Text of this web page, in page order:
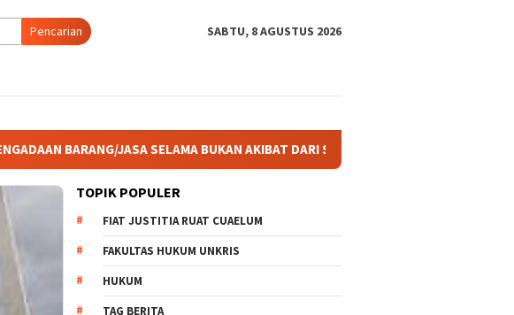
Pencarian SABTU, 8 AGUSTUS 2026
BUKAN AKIBAT DARI SUATU KEJADIAN ALAM
TOPIK POPULER
FIAT JUSTITIA RUAT CUAELUM
FAKULTAS HUKUM UNKRIS
HUKUM
TAG BERITA